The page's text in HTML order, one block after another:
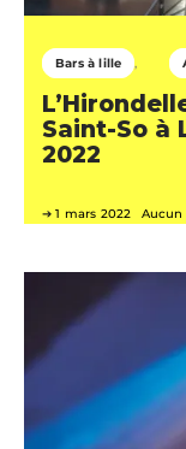
Bars à lille
Saint-So à
2022
1 mars 2022